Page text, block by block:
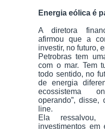
Energia eólica é
A diretora
afirmou que a
investir, no futuro,
Petrobras tem
com o mar. Tem
todo sentido, no
de energia
ecossistema
operando”, disse,
line.
Ela
investimentos em